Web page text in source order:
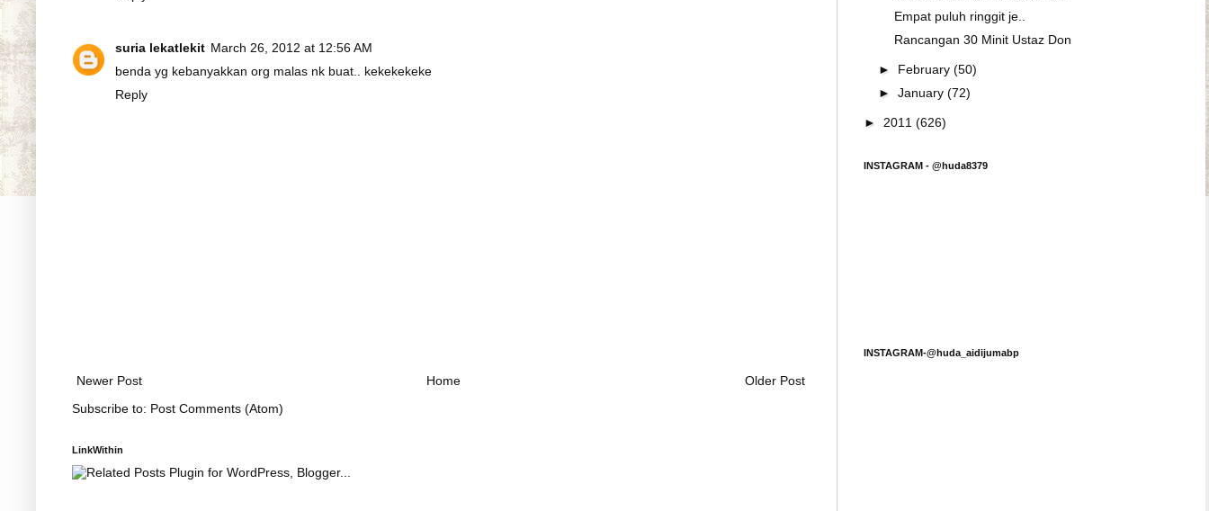
suria lekatlekit March 26, 2012 at 12:56 AM
benda yg kebanyakkan org malas nk buat.. kekekekeke
Reply
Newer Post Older Post
Home
Subscribe to: Post Comments (Atom)
LinkWithin
Empat puluh ringgit je..
Rancangan 30 Minit Ustaz Don
► February(50)
►January(72)
► 2011 (626)
INSTAGRAM - @huda8379
INSTAGRAM-@huda_aidijumabp